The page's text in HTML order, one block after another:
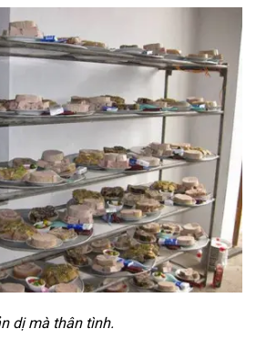
dị mà thân tình.